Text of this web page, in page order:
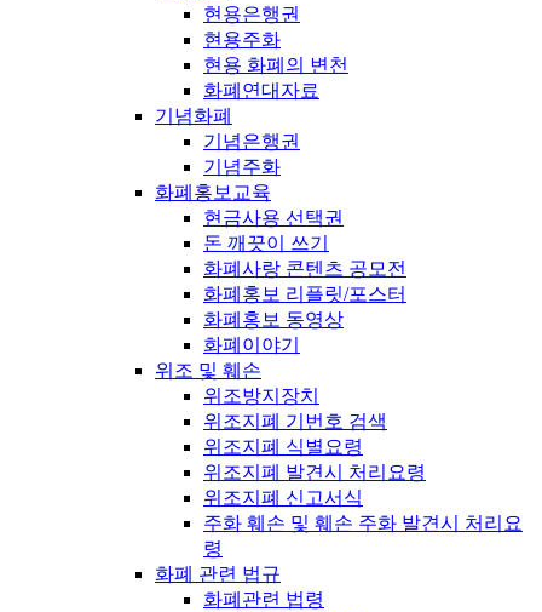
현용은행권
현용주화
현용 화폐의 변천
화폐연대자료
기념화폐
기념은행권
기념주화
화폐홍보교육
현금사용 선택권
돈 깨끗이 쓰기
화폐사랑 콘텐츠 공모전
화폐홍보 리플릿/포스터
화폐홍보 동영상
화폐이야기
위조 및 훼손
위조방지장치
위조지폐 기번호 검색
위조지폐 식별요령
위조지폐 발견시 처리요령
위조지폐 신고서식
주화 훼손 및 훼손 주화 발견시 처리요
령
화폐 관련 법규
화폐관련 법령